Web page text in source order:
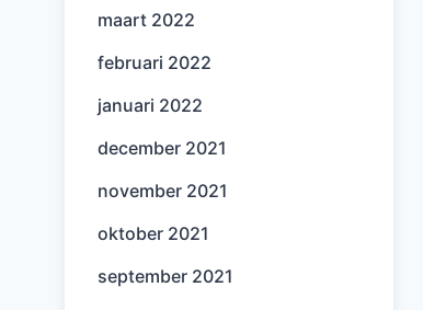
maart 2022
februari 2022
januari 2022
december 2021
november 2021
oktober 2021
september 2021